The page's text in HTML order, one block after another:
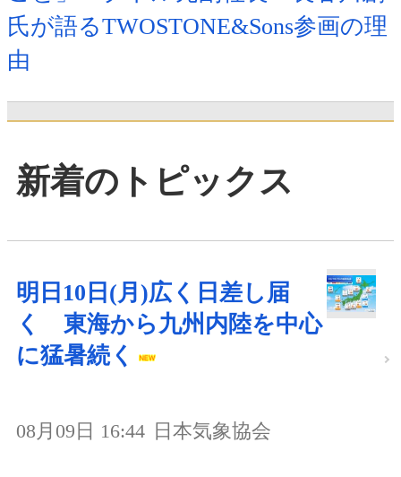
氏が語るTWOSTONE&Sons参画の理
由
新着のトピックス
明日10日(月)広く日差し届
く 東海から九州内陸を中心
に猛暑続く
08月09日 16:44 日本気象協会